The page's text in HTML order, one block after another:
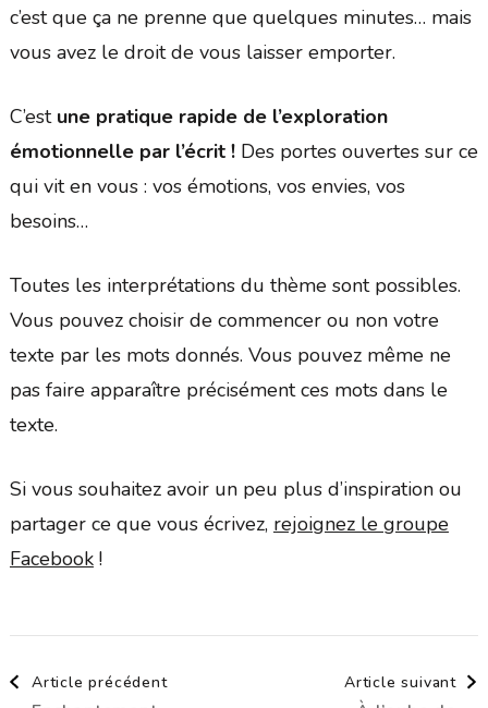
c’est que ça ne prenne que quelques minutes… mais
vous avez le droit de vous laisser emporter.
C’est une pratique rapide de l’exploration
émotionnelle par l’écrit ! Des portes ouvertes sur ce
qui vit en vous : vos émotions, vos envies, vos
besoins…
Toutes les interprétations du thème sont possibles.
Vous pouvez choisir de commencer ou non votre
texte par les mots donnés. Vous pouvez même ne
pas faire apparaître précisément ces mots dans le
texte.
Si vous souhaitez avoir un peu plus d’inspiration ou
partager ce que vous écrivez, rejoignez le groupe
Facebook!
Navigation
Article précédent Article suivant